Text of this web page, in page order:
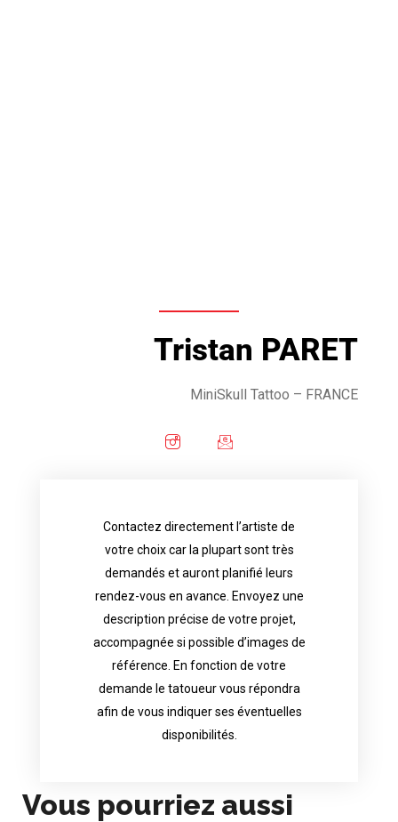
Tristan PARET
MiniSkull Tattoo – FRANCE
Contactez directement l’artiste de
votre choix car la plupart sont très
demandés et auront planifié leurs
rendez-vous en avance. Envoyez une
description précise de votre projet,
accompagnée si possible d’images de
référence. En fonction de votre
demande le tatoueur vous répondra
afin de vous indiquer ses éventuelles
disponibilités.
Contact directly the artist of your
choice because most are in great
appointments in advance. Send an
accurate description of your project, if
possible attached with reference
images. Depending your request, the
tattoo artist will answer to tell you his
Vous pourriez aussi